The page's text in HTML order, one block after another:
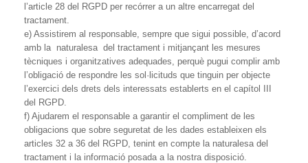
l’article 28 del RGPD per recórrer a un altre encarregat del
tractament.
e) Assistirem al responsable, sempre que sigui possible, d’acord
amb la naturalesa del tractament i mitjançant les mesures
tècniques i organitzatives adequades, perquè pugui complir amb
l’obligació de respondre les sol·licituds que tinguin per objecte
l’exercici dels drets dels interessats establerts en el capítol III
del RGPD.
f) Ajudarem el responsable a garantir el compliment de les
obligacions que sobre seguretat de les dades estableixen els
articles 32 a 36 del RGPD, tenint en compte la naturalesa del
tractament i la informació posada a la nostra disposició.